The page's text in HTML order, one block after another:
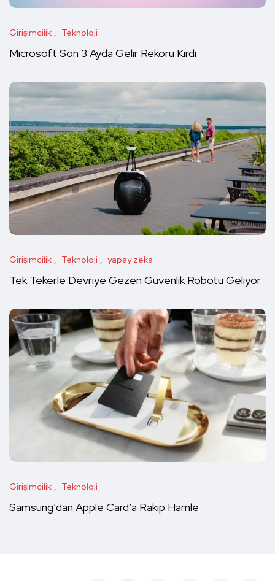
Girişimcilik Teknoloji
Microsoft Son 3 Ayda Gelir Rekoru Kırdı
Girişimcilik Teknoloji yapay zeka
Tek Tekerle Devriye Gezen Güvenlik Robotu Geliyor
Girişimcilik Teknoloji
Samsung’dan Apple Card’a Rakip Hamle